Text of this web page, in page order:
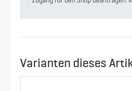
Varianten dieses